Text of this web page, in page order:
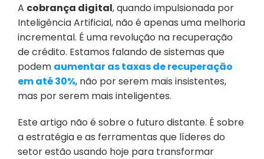
A cobrança digital, quando impulsionada por
Inteligência Artificial, não é apenas uma melhoria
incremental. É uma revolução na recuperação
de crédito. Estamos falando de sistemas que
podem aumentar as taxas de recuperação
em até 30%, não por serem mais insistentes,
mas por serem mais inteligentes.
Este artigo não é sobre o futuro distante. É sobre
a estratégia e as ferramentas que líderes do
setor estão usando hoje para transformar